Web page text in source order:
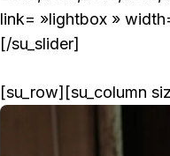
link= »lightbox »
[/su_slider]
[su_row][su_column